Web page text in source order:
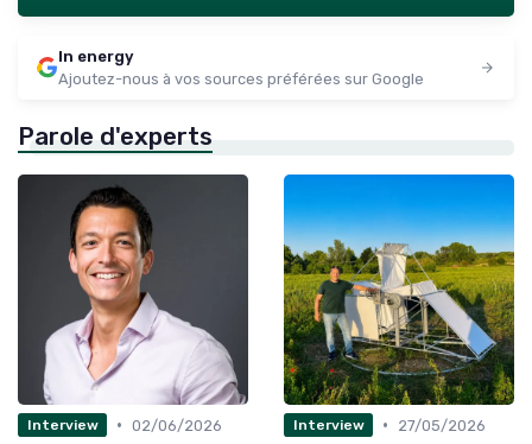
In energy
Ajoutez-nous à vos sources préférées sur Google
Parole d'experts
Interview • 02/06/2026
Interview •
27/05/2026